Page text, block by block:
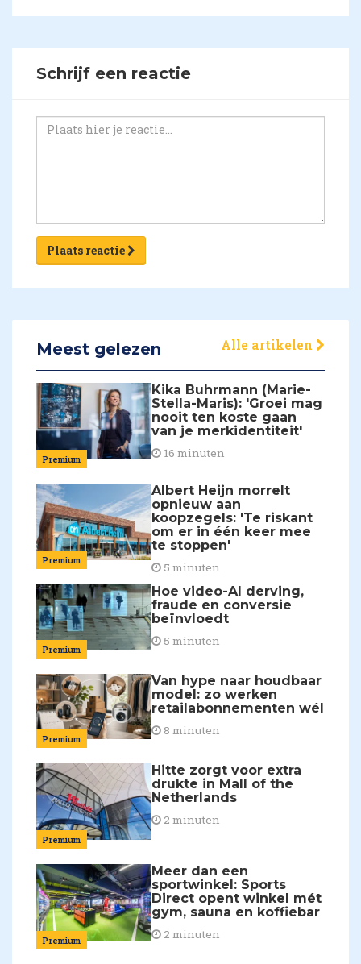
Schrijf een reactie
Plaats reactie
Meest gelezen Alle artikelen
Premium
Kika Buhrmann (Marie-
Stella-Maris): 'Groei mag
nooit ten koste gaan
van je merkidentiteit'
16 minuten
Premium
Albert Heijn morrelt
opnieuw aan
koopzegels: 'Te riskant
om er in één keer mee
te stoppen'
5 minuten
Premium
Hoe video-AI derving,
fraude en conversie
beïnvloedt
5 minuten
Premium
Van hype naar houdbaar
model: zo werken
retailabonnementen wél
8 minuten
Premium
Hitte zorgt voor extra
drukte in Mall of the
Netherlands
2 minuten
Premium
Meer dan een
sportwinkel: Sports
Direct opent winkel mét
gym, sauna en koffiebar
2 minuten